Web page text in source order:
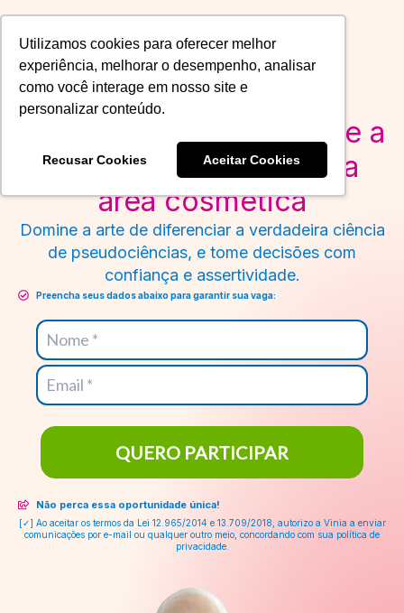
Utilizamos cookies para oferecer melhor
experiência, melhorar o desempenho, analisar
como você interage em nosso site e
personalizar conteúdo.
Recusar Cookies Aceitar Cookies
conteúdo
CURSO GRATUITO
3, 4 E 5 DE SETEMBRO
Alcance independência e a
autonomia científica na
área cosmética
Domine a arte de diferenciar a verdadeira ciência
de pseudociências, e tome decisões com
confiança e assertividade.
Preencha seus dados abaixo para garantir sua vaga:
QUERO PARTICIPAR
Não perca essa oportunidade única!
[✓] Ao aceitar os termos da Lei 12.965/2014 e 13.709/2018, autorizo a Vinia a enviar
comunicações por e-mail ou qualquer outro meio, concordando com sua política de
privacidade.